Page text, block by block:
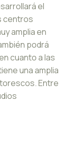
el
centros
amplia en
podrá
cuanto a las
una amplia
Entre